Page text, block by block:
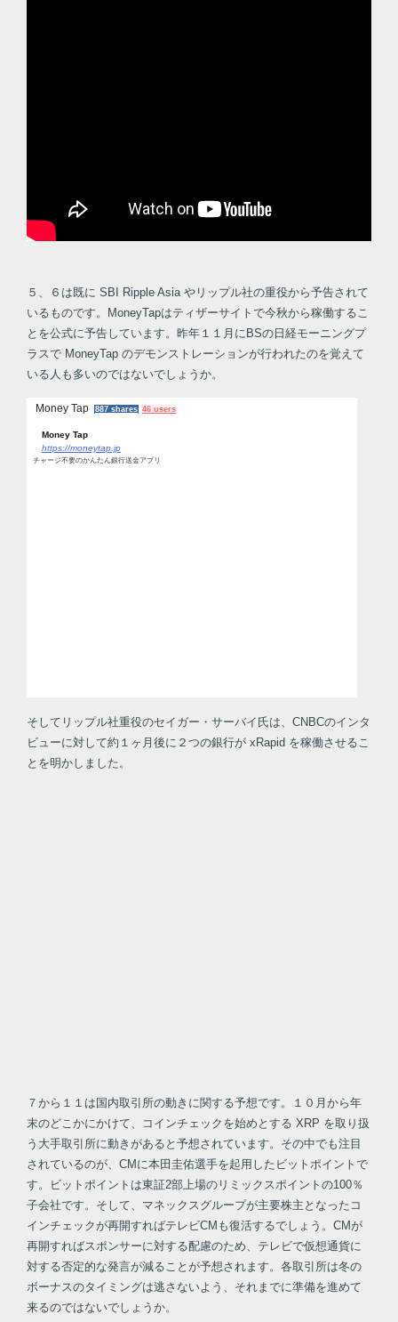
５、６は既に SBI Ripple Asia やリップル社の重役から予告されて
いるものです。MoneyTapはティザーサイトで今秋から稼働するこ
とを公式に予告しています。昨年１１月にBSの日経モーニングプ
ラスで MoneyTap のデモンストレーションが行われたのを覚えて
いる人も多いのではないでしょうか。
Money Tap 887 shares 46 users
Money Tap
https://moneytap.jp
チャージ不要のかんたん銀行送金アプリ
そしてリップル社重役のセイガー・サーバイ氏は、CNBCのインタ
ビューに対して約１ヶ月後に２つの銀行が xRapid を稼働させるこ
とを明かしました。
７から１１は国内取引所の動きに関する予想です。１０月から年
末のどこかにかけて、コインチェックを始めとする XRP を取り扱
う大手取引所に動きがあると予想されています。その中でも注目
されているのが、CMに本田圭佑選手を起用したビットポイントで
す。ビットポイントは東証2部上場のリミックスポイントの100％
子会社です。そして、マネックスグループが主要株主となったコ
インチェックが再開すればテレビCMも復活するでしょう。CMが
再開すればスポンサーに対する配慮のため、テレビで仮想通貨に
対する否定的な発言が減ることが予想されます。各取引所は冬の
ボーナスのタイミングは逃さないよう、それまでに準備を進めて
来るのではないでしょうか。